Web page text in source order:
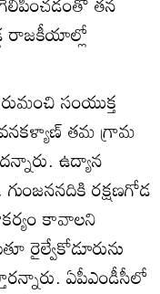
రాజకీయాల్లో
సంయుక్త
తమ గ్రామ
ఉద్యాన
రక్షణగోడ
కావాలని
రైల్వేకోడూరును
ఏపీఎండీసీలో